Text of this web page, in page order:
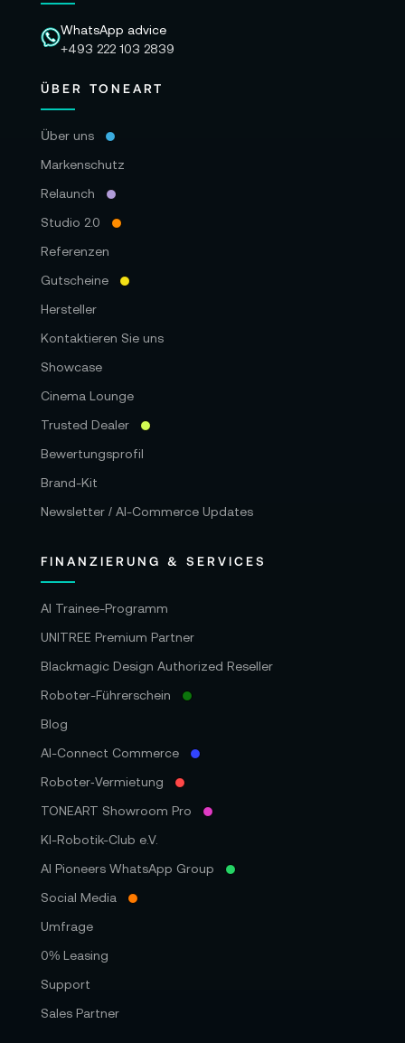
WhatsApp advice
+493 222 103 2839
ÜBER TONEART
Über uns
Markenschutz
Relaunch
Studio 2.0
Referenzen
Gutscheine
Hersteller
Kontaktieren Sie uns
Showcase
Cinema Lounge
Trusted Dealer
Bewertungsprofil
Brand-Kit
Newsletter / AI-Commerce Updates
FINANZIERUNG & SERVICES
AI Trainee-Programm
UNITREE Premium Partner
Blackmagic Design Authorized Reseller
Roboter-Führerschein
Blog
AI-Connect Commerce
Roboter‑Vermietung
TONEART Showroom Pro
KI-Robotik-Club e.V.
AI Pioneers WhatsApp Group
Social Media
Umfrage
0% Leasing
Support
Sales Partner